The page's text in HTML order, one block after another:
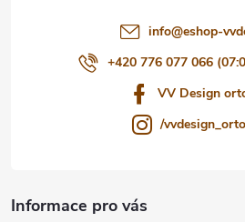
info@eshop-
+420 776 077 066
VV Design
/
Informace pro vás